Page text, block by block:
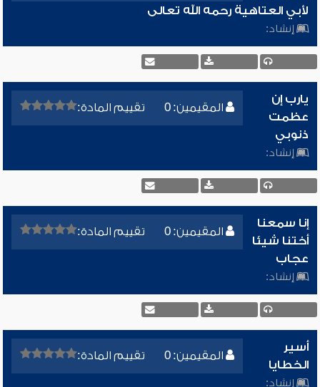
لأبي العتاهية رحمه الله تعالى
إنشاد:
المقيمين: 0 تقييم المادة:
يارب إن
عظمت
ذنوبي
إنشاد:
المقيمين: 0 تقييم المادة:
إنا سمعنا
أختنا شيئا
عجاب
إنشاد:
المقيمين: 0 تقييم المادة:
أسير
الخطايا
إنشاد: